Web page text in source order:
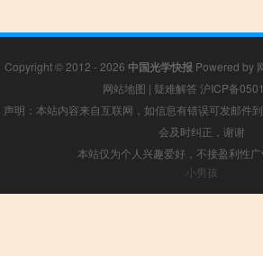
Copyright © 2012 - 2026 中国光学快报 Powered by
网站地图 | 疑难解答 沪ICP备
声明：本站内容来自互联网，如信息有错误可发邮件
会及时纠正，谢谢
本站仅为个人兴趣爱好，不接盈利性
小男孩